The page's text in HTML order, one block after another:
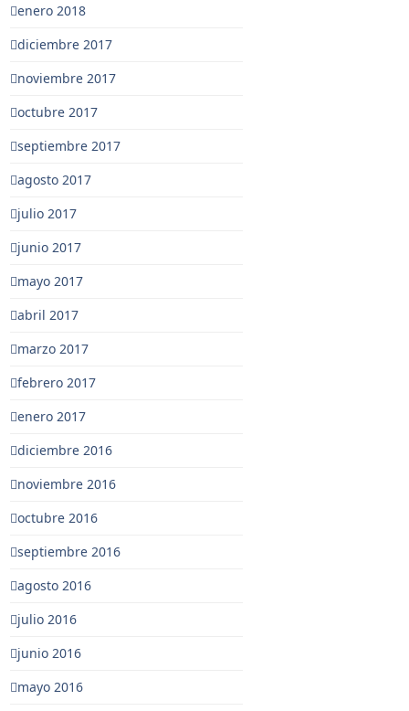
enero 2018
diciembre 2017
noviembre 2017
octubre 2017
septiembre 2017
agosto 2017
julio 2017
junio 2017
mayo 2017
abril 2017
marzo 2017
febrero 2017
enero 2017
diciembre 2016
noviembre 2016
octubre 2016
septiembre 2016
agosto 2016
julio 2016
junio 2016
mayo 2016